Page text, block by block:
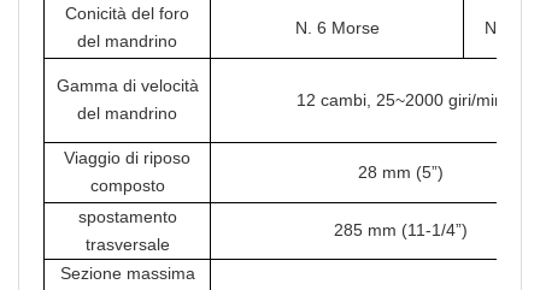
Conicità del foro
del mandrino
N. 6 Morse N. 7
Gamma di velocità
del mandrino
12 cambi, 25~2000 giri/min
Viaggio di riposo
composto
28 mm (5”)
spostamento
trasversale
285 mm (11-1/4”)
Sezione massima